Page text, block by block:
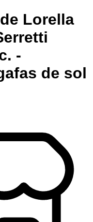
Lorella
-
de sol